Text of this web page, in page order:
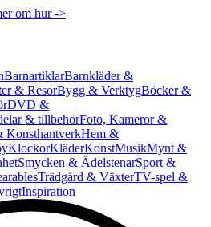
om hur ->
BarnartiklarBarnkläder &
& ResorBygg & VerktygBöcker &
DVD &
& tillbehörFoto, Kameror &
KonsthantverkHem &
KlockorKläderKonstMusikMynt &
Smycken & ÄdelstenarSport &
Trädgård & VäxterTV-spel &
Inspiration